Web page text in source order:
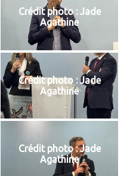
Crédit photo : Jade
Agathine
Crédit photo : Jade
Agathine
Crédit photo : Jade
Agathine